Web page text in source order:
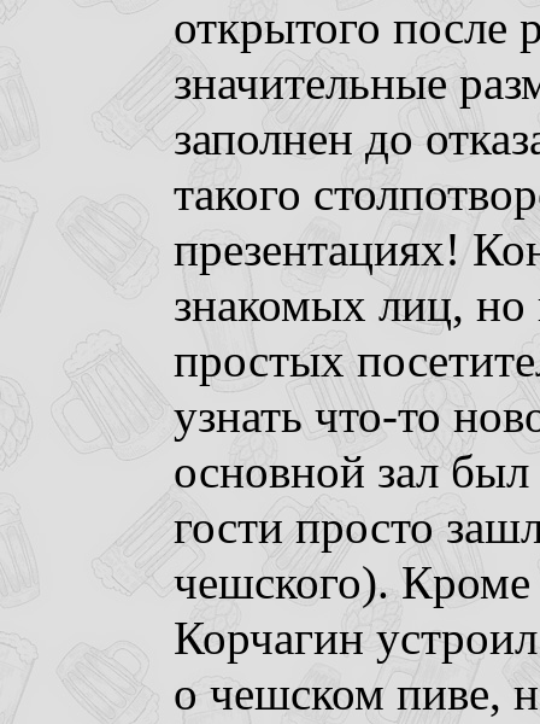
открытого после
значительные
заполнен до
такого
презентациях!
знакомых лиц,
простых
узнать что-то
основной зал
гости просто
чешского).
Корчагин
о чешском пиве,